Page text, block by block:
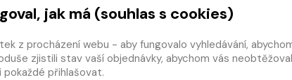
naším smluvním výdejním
odběr objednaného
Čáslavská 15/1793,
+420 603 580 756
jak má (souhlas s cookies)
z procházení webu - aby fungovalo vyhledávání,
zjistili stav vaší objednávky, abychom vás
přihlašovat.